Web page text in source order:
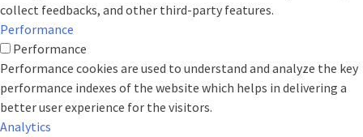
collect feedbacks, and other third-party features.
Performance
Performance
Performance cookies are used to understand and analyze the key
performance indexes of the website which helps in delivering a
better user experience for the visitors.
Analytics